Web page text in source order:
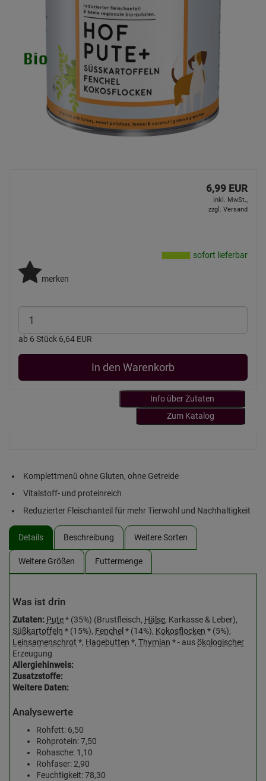
6,99 EUR
inkl. MwSt.,
zzgl. Versand
sofort lieferbar
merken
ab 6 Stück 6,64 EUR
In den Warenkorb
Info über Zutaten
Zum Katalog
Komplettmenü ohne Gluten, ohne Getreide
Vitalstoff- und proteinreich
Reduzierter Fleischanteil für mehr Tierwohl und Nachhaltigkeit
Details Beschreibung Weitere Sorten
Weitere Größen Futtermenge
Was ist drin
Zutaten: Pute* (35%) (Brustfleisch, Hälse, Karkasse & Leber),
Süßkartoffeln * (15%), Fenchel * (14%), Kokosflocken * (5%),
Leinsamenschrot *, Hagebutten *, Thymian * - ausökologischer
Erzeugung
Allergiehinweis:
Zusatzstoffe:
Weitere Daten:
Analysewerte
Rohfett: 6,50
Rohprotein: 7,50
Rohasche: 1,10
Rohfaser: 2,90
Feuchtigkeit: 78,30